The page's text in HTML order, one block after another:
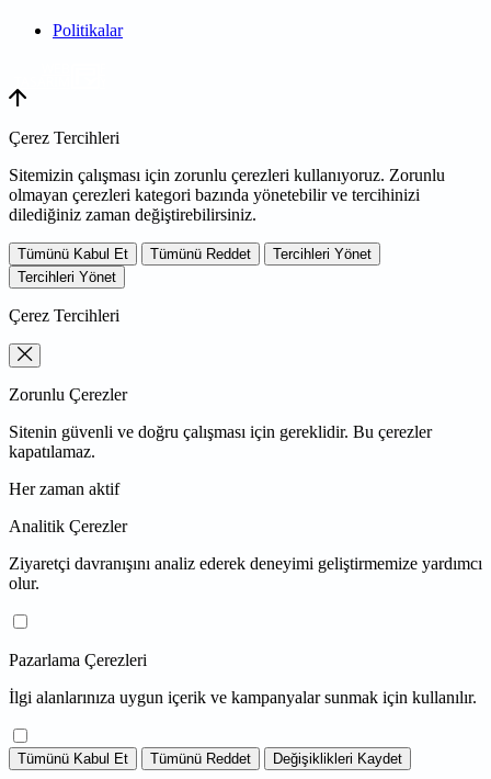
Politikalar
Çerez Tercihleri
Sitemizin çalışması için zorunlu çerezleri kullanıyoruz. Zorunlu
olmayan çerezleri kategori bazında yönetebilir ve tercihinizi
dilediğiniz zaman değiştirebilirsiniz.
Tümünü Kabul Et Tümünü Reddet
Tercihleri Yönet
Tercihleri Yönet
Çerez Tercihleri
Zorunlu Çerezler
Sitenin güvenli ve doğru çalışması için gereklidir. Bu çerezler
kapatılamaz.
Her zaman aktif
Analitik Çerezler
Ziyaretçi davranışını analiz ederek deneyimi geliştirmemize yardımcı
olur.
Pazarlama Çerezleri
İlgi alanlarınıza uygun içerik ve kampanyalar sunmak için kullanılır.
Tümünü Kabul Et Tümünü Reddet Değişiklikleri Kaydet